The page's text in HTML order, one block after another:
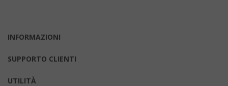
INFORMAZIONI
SUPPORTO CLIENTI
UTILITÀ